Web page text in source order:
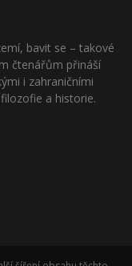
bavit se – takové
čtenářům přináší
i zahraničními
a historie.